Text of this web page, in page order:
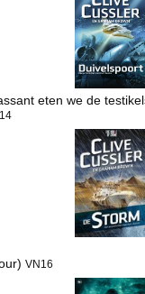
eten we de
VN16